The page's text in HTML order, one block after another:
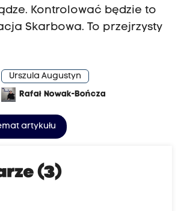
Kontrolować będzie to
Skarbowa. To przejrzysty
Urszula Augustyn
Rafał Nowak-Bończa
artykułu
(3)